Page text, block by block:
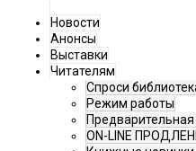
Новости
Анонсы
Выставки
Читателям
Спроси
Режим работы
ON-LINE